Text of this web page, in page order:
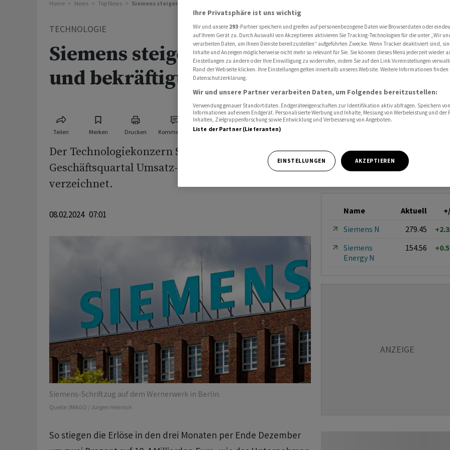
Home News Top News Siemens steigert Gewinn und bekräftigt Prognose
TECHNOLOGIE
Siemens steigert Gewinn
und bekräftigt Prognose
Teilen Merken Drucken Kommentare
Der Technologiekonzern Siemens hat im ersten
Geschäftsquartal Umsatz- und Ergebniszuwächse
verzeichnet.
08.02.2024 07:01
Siemens-Schriftzug auf dem Wernerwerk in Berlin.
Quelle: IMAGO / Jürgen Heinrich
So stiegen die Erlöse in den drei Monaten per Ende Dezember
Name Aktuell
Siemens N
279.45
Siemens
Energy N
154.56
Ihre Privatsphäre ist uns wichtig
Wir und unsere 293-Partner speichern und greifen auf personenbezogene Daten wie Browserdaten oder
auf Ihrem Gerät zu. Durch Auswahl von Akzeptieren aktivieren Sie Tracking-Technologien für die unter „Wir
verarbeiten Daten, um Ihnen Dienste bereitzustellen“ aufgeführten Zwecke. Wenn Tracker deaktiviert sind,
Inhalte und Anzeigen möglicherweise nicht mehr so relevant für Sie. Sie können dieses Menü jederzeit wieder
Einstellungen zu ändern oder Ihre Einwilligung zu widerrufen, indem Sie auf den Link Voreinstellungen
Rand der Webseite klicken. Ihre Einstellungen gelten innerhalb unseres Website. Weitere Informationen finden
Datenschutzerklärung.
Wir und unsere Partner verarbeiten Daten, um Folgendes bereitzustellen:
Verwendung genauer Standortdaten. Endgeräteeigenschaften zur Identifikation aktiv abfragen. Speichern
Informationen auf einem Endgerät. Personalisierte Werbung und Inhalte, Messung von Werbeleistung und der
Inhalten, Zielgruppenforschung sowie Entwicklung und Verbesserung von Angeboten.
Liste der Partner (Lieferanten)
EINSTELLUNGEN AKZEPTIEREN